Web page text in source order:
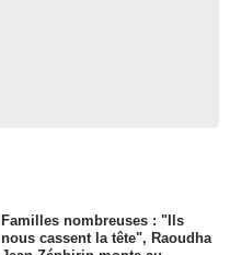
Familles nombreuses : "Ils
nous cassent la tête", Raoudha